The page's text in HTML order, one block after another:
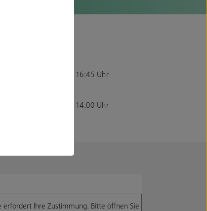
Uhr und 12:45 – 16:45 Uhr
Uhr und 12:45 – 14:00 Uhr
erfordert Ihre Zustimmung. Bitte öffnen Sie